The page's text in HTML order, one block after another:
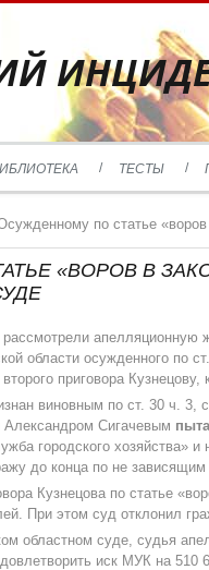
ТЕСТЫ
по статье
«ВОРОВ В
апелляционную
области осужденного по
приговора
виновным по ст. 30 ч.
Александром Сигачевым
городского хозяйства» и
до конца по не
Кузнецова по статье
При этом суд отклонил
областном суде, судья
иск МУК на 510